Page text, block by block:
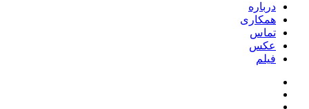
درباره
همکاری
تماس
عکس
فیلم